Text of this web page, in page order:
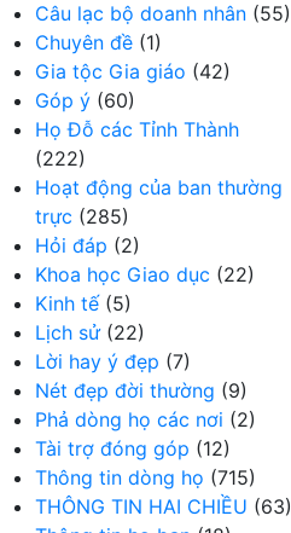
Câu lạc bộ doanh nhân (55)
Chuyên đề (1)
Gia tộc Gia giáo (42)
Góp ý (60)
Họ Đỗ các Tỉnh Thành
(222)
Hoạt động của ban thường
trực (285)
Hỏi đáp (2)
Khoa học Giao dục (22)
Kinh tế(5)
Lịch sử(22)
Lời hay ý đẹp (7)
Nét đẹp đời thường (9)
Phả dòng họ các nơi (2)
Tài trợ đóng góp (12)
Thông tin dòng họ (715)
THÔNG TIN HAI CHIỀU (63)